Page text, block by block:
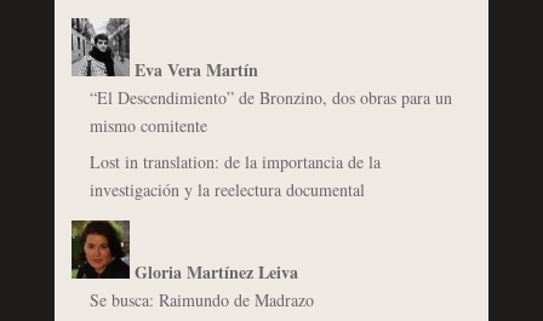
Eva Vera Martín
“El Descendimiento” de Bronzino, dos obras para un
mismo comitente
Lost in translation: de la importancia de la
investigación y la reelectura documental
Gloria Martínez Leiva
Se busca: Raimundo de Madrazo